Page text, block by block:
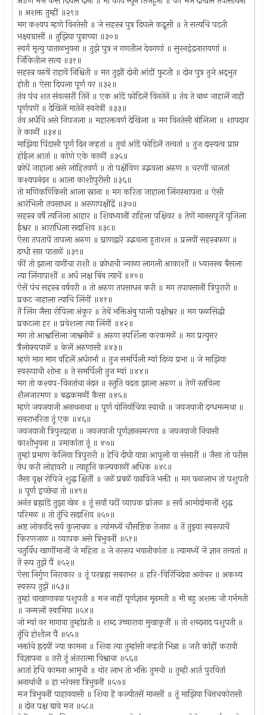
॥ अशक्त तुम्हीं ॥२९॥
मग कश्यप म्हणे विनतेसी ॥ जे सहस्त्र पुत्र दिघले कद्रूसी ॥ ते सत्यचि पडती
भक्ष्यग्रासीं ॥ तुझिया पुत्राच्या ॥३०॥
स्वर्ग मृत्यु पाताळभुवना ॥ तुझे पुत्र न गणतील देवगणां ॥ सुरनइंद्रनारायणां ॥
जिंकितील सत्य ॥३१॥
सहस्त्र वरुषें राहावें निश्चिती ॥ मग तुझीं दोनी आंडीं फुटती ॥ दोन पुत्र तुजे अद्‍भुत
होती ॥ ऐसा दिघला पूर्ण वर ॥३२॥
तंव पंच शत संवत्सरीं तिनें ॥ एक आंडें फोडिलें विनतेनें ॥ तंव ते बाळ जाहालें नाहीं
पूर्णपणें ॥ देखिलें मातेनें स्वनेत्रीं ॥३३॥
तंव अर्धचि असे निपजला ॥ महारक्तवर्ण देखिला ॥ मग विनतेसी बोलिला ॥ शापदान
ते काळीं ॥३४॥
माझिया पिंडासी पूर्ण दिन नव्हतां ॥ तुवां आंडें फोडिलें तत्त्वतां ॥ तुज दास्यत्व प्राप्त
होईल आतां ॥ कोणे एके काळीं ॥३५॥
क्रोधें जाहाला असे लोहितवर्ण ॥ तो पक्षेंविण उद्भवला अरुण ॥ चरणीं चालतां
कश्यपनंदन ॥ आला काशीपुरीसी ॥३६॥
तो मणिकर्णिकेसी आला स्नाना ॥ मग करिता जाहाला लिंगस्थापना ॥ ऐसी
आरंभिली तपसाधन ॥ अरूणपक्षींद्रें ॥३७॥
सहस्त्र वर्षें त्यजिला आहार ॥ शिवध्यानीं राहिला पक्षिवर ॥ तेणें मानसपूजें पूजिला
ईश्वर ॥ आराधिला सदाशिव ॥३८॥
ऐसा तपतापें तापला अरुण ॥ घ्राणद्वारें उद्भवला हुताशन ॥ प्रलयीं सहस्त्रफण ॥
दग्धी सप्त पाताळें ॥३९॥
कीं तो झाला यागींचा राशी ॥ क्रोधाची ज्वाळा लागली आकाशीं ॥ ध्यानस्थ बैसला
त्या लिंगापाशीं ॥ अर्ध लक्ष बिंब त्याचें ॥४०॥
ऐसें पंच सहस्त्र वर्षवरी ॥ तो अरुण तपसाधन करी ॥ मग तपावसानीं त्रिपुरारी ॥
प्रकट जाहाला त्याचि लिंगीं ॥४१॥
तें लिंग जैसा रोपिला अंकुर ॥ तेथें भक्तिअंबु घाली पक्षीश्वर ॥ मग फळसिद्धी
प्रकटला हर ॥ प्रवेशला त्या लिंगीं ॥४२॥
मग तो आश्वासिला जाश्वनीळें ॥ अरुण स्पर्शिला करकमळें ॥ मग प्रत्युत्तर
त्रैलोक्यपाळें ॥ केलें अरुणासी ॥४३॥
म्हणे माग माग वहिलें अर्धगर्भा ॥ तुज समर्पिली म्यां दिव्य प्रभा ॥ जे माझिया
स्वरूपाची शोभा ॥ ते समर्पिली तुज म्यां ॥४४॥
मग तो कश्यप-विनतांचा नंदन ॥ स्तुति वदता झाला अरुण ॥ तेणें स्तविला
शैलजारमण ॥ बद्धकमळीं कैसा ॥४५॥
म्हणे जयजयाजी अनाथनाथा ॥ पूर्ण योगियांचिया स्वाथी ॥ जयजयाजी दग्धमन्मथा ॥
सबराभरिता तूं एक ॥४६॥
जयजयाजी त्रिपुरदहना ॥ जयजयाजी पूर्णज्ञानस्मरणा ॥ जयजयाजी निवासी
काशीभुवना ॥ उमाकांता तूं ॥ ४७॥
तुम्हां प्रमाण केलिया त्रिपुरारी ॥ हेचि दीघी यात्रा आपुली या संसारीं ॥ जैसा तो परीस
वेध करी लोहावरी ॥ त्याहूनि कल्पकाळीं अधिक ॥४८॥
जैसा वृक्ष रोपिजे शुद्ध क्षितीं ॥ जळें प्रबळें वाढविजे भक्ती ॥ मग फळलाभ तो पशुपती
॥ पूर्ण इच्छेचा तो ॥४९॥
अनंत ब्रह्मांडें तुझा खेळ ॥ तूं सर्वां घटीं व्यापक प्रांजळ ॥ सर्व आमोदांमाजीं शुद्ध
परिमळ ॥ तो तूंचि सदाशिव ॥५०॥
अष्ट लोकादि सर्व कुलाचळ ॥ त्यांमध्यें चौसष्टिक तेजाळ ॥ तें तुझ्या स्वरूपाचें
किरणजाळ ॥ व्यापक असे त्रिभुवनीं ॥५१॥
चतुर्विध खाणींमाजीं जे महिता ॥ जे नररूप भवानीकांता ॥ त्यामध्यें जें ज्ञान तत्त्वतां ॥
तें रूप तुझें पैं ॥५२॥
ऐसा निर्गुण निराकार ॥ तूं परब्रह्म सबराभर ॥ हरि-विरिंचिदेवा अगोचर ॥ अकथ्य
स्वरूप तुझें ॥५३॥
तुम्हां वाखाणावया पशुपती ॥ मज नाहीं पूर्णज्ञान मूढमती ॥ मी बहु अशक्त जी गर्भमती
॥ जन्मलों स्वामिया ॥५४॥
जो म्यां वर मागावा तुम्हांप्रती ॥ शब्द उच्चारावा मुखाकृतीं ॥ तो शब्दनाद पशुपती ॥
तूंचि होशील पैं ॥५५॥
भक्तांचे ह्रदयीं ज्या कामना ॥ शिवा त्या तुम्हांसी नव्हती भिन्ना ॥ जरी कांहीं करावी
विज्ञापना ॥ तरी तूं अंतरात्मा विश्वाचा ॥५६॥
आतां हेचि कामना आमुची ॥ थोर लाभ तो भक्ति तुमची ॥ तुम्ही आर्त पुरवितां
अनाथांची ॥ हा भरंवसा त्रिभुवनीं ॥५७॥
मज त्रिभुवनीं पाहावयासी ॥ शिवा हें कल्पीतसें मानसीं ॥ तूं माझिया चित्तचकोरासी
॥ दोन पक्ष द्यावे मज ॥५८॥